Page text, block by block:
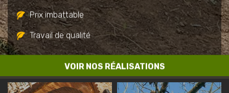
VOIR NOS RÉALISATIONS
Prix imbattable
Travail de qualité